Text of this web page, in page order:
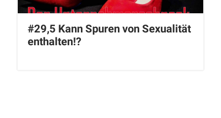
#29,5 Kann Spuren von Sexualität
enthalten!?